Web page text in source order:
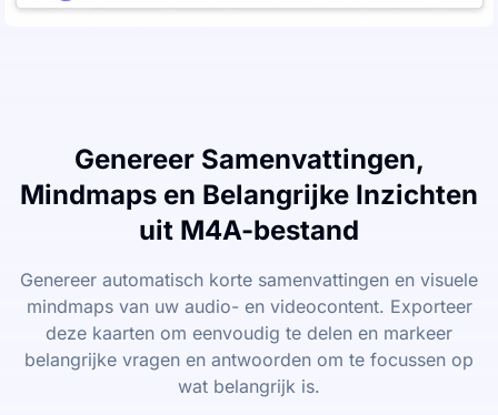
Genereer Samenvattingen,
Mindmaps en Belangrijke Inzichten
uit M4A-bestand
Genereer automatisch korte samenvattingen en visuele
mindmaps van uw audio- en videocontent. Exporteer
deze kaarten om eenvoudig te delen en markeer
belangrijke vragen en antwoorden om te focussen op
wat belangrijk is.